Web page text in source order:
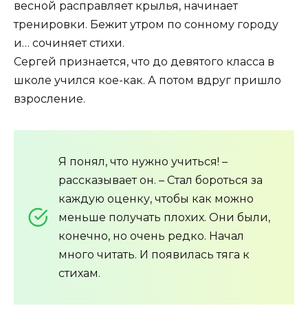
весной расправляет крылья, начинает
тренировки. Бежит утром по сонному городу
и… сочиняет стихи.
Сергей признается, что до девятого класса в
школе учился кое-как. А потом вдруг пришло
взросление.
Я понял, что нужно учиться! –
рассказывает он. – Стал бороться за
каждую оценку, чтобы как можно
меньше получать плохих. Они были,
конечно, но очень редко. Начал
много читать. И появилась тяга к
стихам.